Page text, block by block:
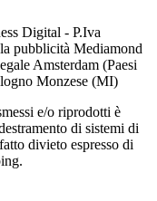
Digital - P.Iva
pubblicità Mediamond
Amsterdam (Paesi
Monzese (MI)
e/o riprodotti è
di sistemi di
divieto espresso di